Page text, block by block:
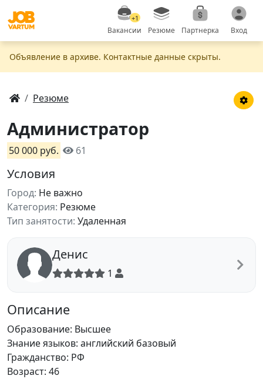
+1
Вакансии Резюме Партнерка Вход
Объявление в apxивe. Контактные данные скрыты.
Резюме
Администратор
50 000 руб. 61
Условия
Город: Не важно
Категория: Резюме
Тип занятости: Удаленная
Денис
1
Описание
Образование: Высшее
Знание языков: английский базовый
Гражданство: РФ
Возраст: 46